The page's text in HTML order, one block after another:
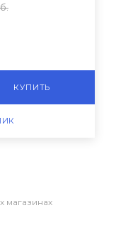
КУПИТЬ
магазинах